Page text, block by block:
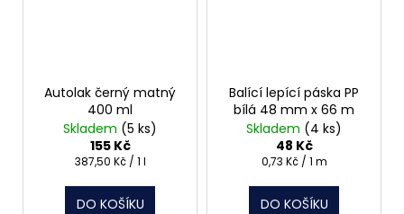
Autolak černý matný
400 ml
Skladem (5 ks)
155 Kč
Měrná
387,50 Kč / 1 l
DO KOŠÍKU
Balící lepící páska PP
bílá 48 mm x 66 m
Skladem (4 ks)
48 Kč
Měrná
0,73 Kč / 1 m
DO KOŠÍKU